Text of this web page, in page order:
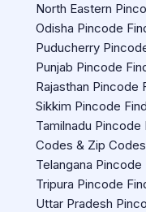
North Eastern
Odisha Pincode
Puducherry
Punjab Pincode
Rajasthan Pincode
Sikkim Pincode
Tamilnadu
Codes & Zip Codes
Telangana Pincode
Tripura Pincode
Uttar Pradesh